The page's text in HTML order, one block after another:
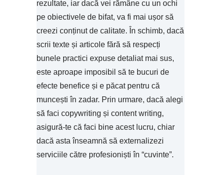
rezultate, iar dacă vei rămâne cu un ochi
pe obiectivele de bifat, va fi mai ușor să
creezi conținut de calitate. În schimb, dacă
scrii texte și articole fără să respecți
bunele practici expuse detaliat mai sus,
este aproape imposibil să te bucuri de
efecte benefice și e păcat pentru că
muncești în zadar. Prin urmare, dacă alegi
să faci copywriting și content writing,
asigură-te că faci bine acest lucru, chiar
dacă asta înseamnă să externalizezi
serviciile către profesioniști în “cuvinte”.